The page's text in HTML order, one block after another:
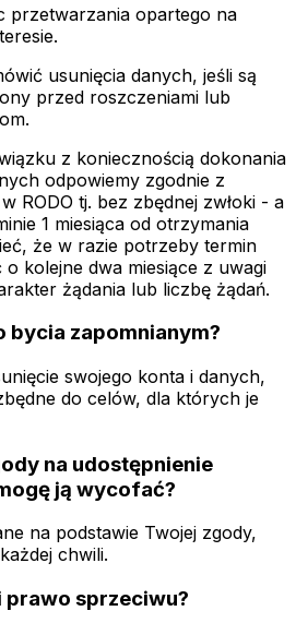
przetwarzania opartego na
usunięcia danych, jeśli są
przed roszczeniami lub
z koniecznością dokonania
odpowiemy zgodnie z
RODO tj. bez zbędnej zwłoki - a
1 miesiąca od otrzymania
że w razie potrzeby termin
kolejne dwa miesiące z uwagi
żądania lub liczbę żądań.
bycia zapomnianym?
swojego konta i danych,
do celów, dla których je
na udostępnienie
ją wycofać?
na podstawie Twojej zgody,
chwili.
prawo sprzeciwu?